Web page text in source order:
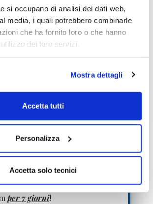
si occupano di analisi dei dati web,
media, i quali potrebbero combinarle
che ha fornito loro o che hanno
dei loro servizi.
Mostra dettagli
Accetta tutti
Personalizza
Accetta solo tecnici
Economicaclicca
metodoclicca qui >>
solo degli
Free!
gratuitamentee avrai
senza limitazioniai servizi
per 7 giorni!